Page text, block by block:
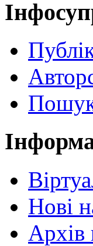
Пошук
Нові
Архів